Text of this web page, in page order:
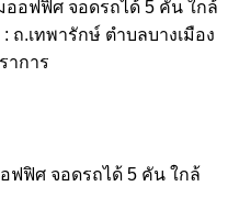
ฟฟิศ จอดรถได้ 5 คัน ใกล้